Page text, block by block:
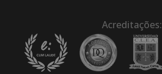
Acreditações: